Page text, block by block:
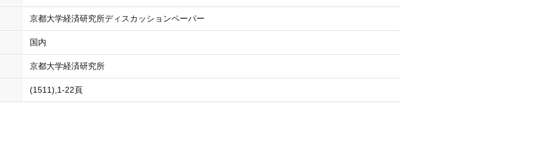
京都大学経済研究所ディスカッションペーパー
国内
京都大学経済研究所
(1511),1-22頁